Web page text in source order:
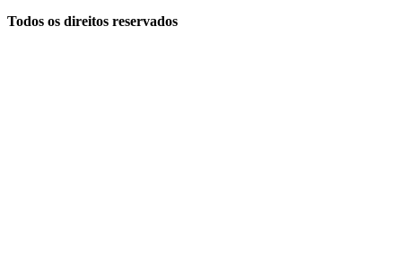
Todos os direitos reservados